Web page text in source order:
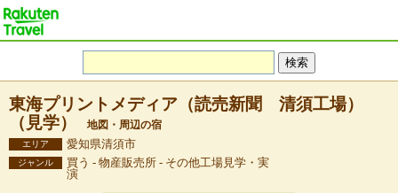
東海プリントメディア（読売新聞 清須工場）
（見学）
地図・周辺の宿
エリア 愛知県清須市
ジャンル
買う - 物産販売所 - その他工場見学・実
演